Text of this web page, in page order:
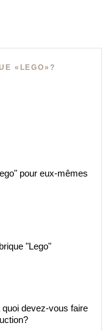
«LEGO»?
pour eux-mêmes
"Lego"
devez-vous faire